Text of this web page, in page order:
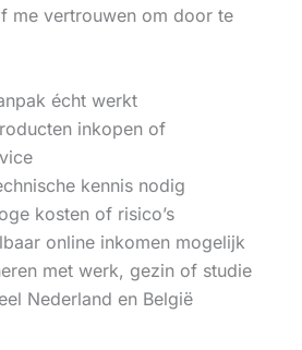
me vertrouwen om door te
écht werkt
inkopen of
kennis nodig
kosten of risico’s
online inkomen mogelijk
met werk, gezin of studie
Nederland en België